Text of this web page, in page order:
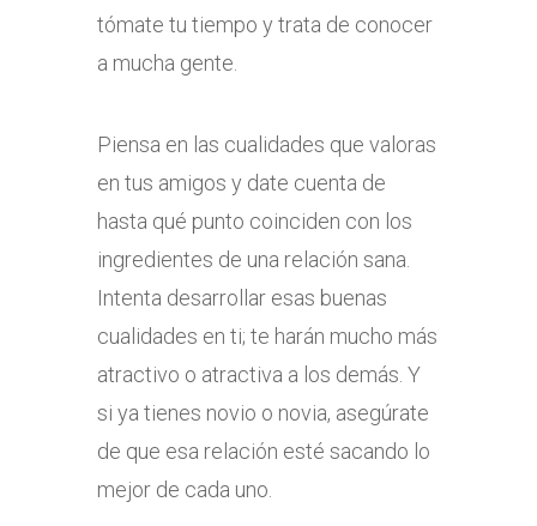
tómate tu tiempo y trata de conocer
a mucha gente.
Piensa en las cualidades que valoras
en tus amigos y date cuenta de
hasta qué punto coinciden con los
ingredientes de una relación sana.
Intenta desarrollar esas buenas
cualidades en ti; te harán mucho más
atractivo o atractiva a los demás. Y
si ya tienes novio o novia, asegúrate
de que esa relación esté sacando lo
mejor de cada uno.